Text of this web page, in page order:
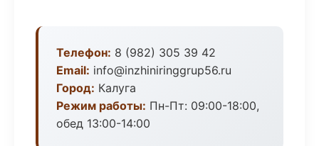
Телефон: 8 (982) 305 39 42
Email: info@inzhiniringgrup56.ru
Город: Калуга
Режим работы: Пн-Пт: 09:00-18:00,
обед 13:00-14:00